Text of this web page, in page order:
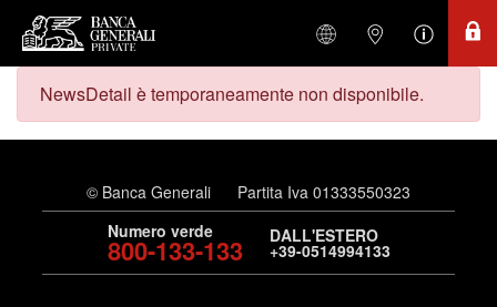
NewsDetail è temporaneamente non disponibile.
© Banca Generali
Partita Iva 01333550323
Numero verde
800-133-133 DALL'ESTERO
+39-0514994133